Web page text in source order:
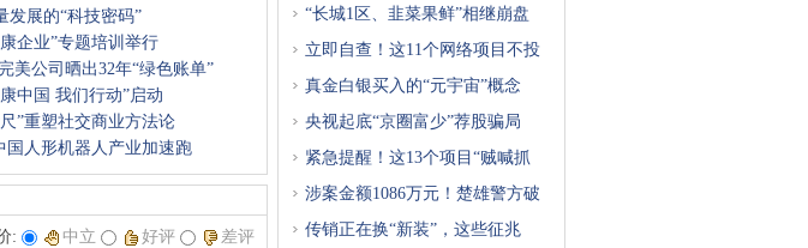
发展的“科技密码”
企业”专题培训举行
美公司晒出32年“绿色账单”
中国 我们行动”启动
”重塑社交商业方法论
国人形机器人产业加速跑
: 中立 好评 差评
“长城1区、韭菜果鲜”相继崩盘
立即自查！这11个网络项目不投
真金白银买入的“元宇宙”概念
央视起底“京圈富少”荐股骗局
紧急提醒！这13个项目“贼喊抓
涉案金额1086万元！楚雄警方破
传销正在换“新装”，这些征兆